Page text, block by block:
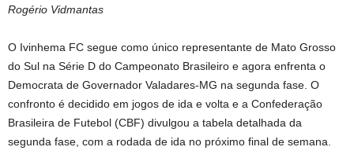
A
p
p
b
o
o
k
n
k
Rogério Vidmantas
O Ivinhema FC segue como único representante de Mato Grosso
do Sul na Série D do Campeonato Brasileiro e agora enfrenta o
Democrata de Governador Valadares-MG na segunda fase. O
confronto é decidido em jogos de ida e volta e a Confederação
Brasileira de Futebol (CBF) divulgou a tabela detalhada da
segunda fase, com a rodada de ida no próximo final de semana.